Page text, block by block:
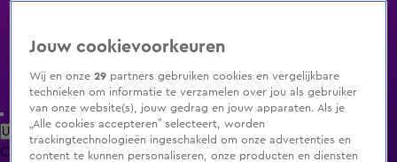
Uitzending Gemist Populaire programma's Zenders Genres
ClipsFilmsRadioSmart TV inlogShop
Jouw cookievoorkeuren
Wij en onze29 partners gebruiken cookies en vergelijkbare
technieken om informatie te verzamelen over jou als gebruiker
van onze website(s), jouw gedrag en jouw apparaten. Als je
„Alle cookies accepteren” selecteert, worden
trackingtechnologieën ingeschakeld om onze advertenties en
content te kunnen personaliseren, onze producten en diensten